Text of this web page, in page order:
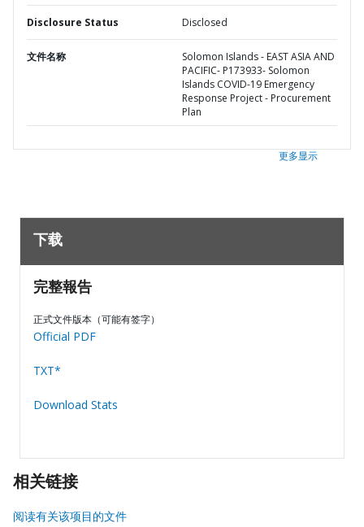
Disclosure Status Disclosed
文件名称
Solomon Islands - EAST ASIA AND
PACIFIC- P173933- Solomon
Islands COVID-19 Emergency
Response Project - Procurement
Plan
更多显示
下载
完整報告
正式文件版本（可能有签字）
Official PDF
TXT*
Download Stats
相关链接
阅读有关该项目的文件